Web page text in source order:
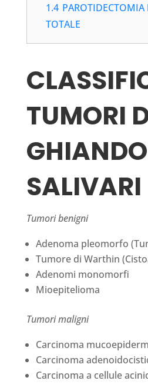
1.4 PAROTIDECTOMIA
TOTALE
TUMORI
SALIVARI
Tumori benigni
Adenoma pleomorfo
Tumore di Warthin
Adenomi monomorfi
Mioepitelioma
Tumori maligni
Carcinoma
Carcinoma
Carcinoma a cellule